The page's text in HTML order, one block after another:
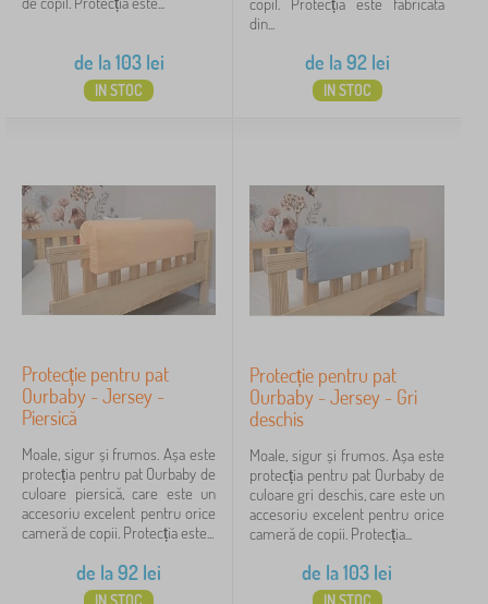
de la103lei
IN STOC
din...
de la92lei
IN STOC
Protecție pentru pat
Ourbaby - Jersey -
Piersică
Moale, sigur și frumos. Așa este
protecția pentru pat Ourbaby de
culoare piersică, care este un
accesoriu excelent pentru orice
cameră de copii. Protecția este...
de la92 lei
IN STOC
Protecție pentru pat
Ourbaby - Jersey - Gri
deschis
Moale, sigur și frumos. Așa este
protecția pentru pat Ourbaby de
culoare gri deschis, care este un
accesoriu excelent pentru orice
cameră de copii. Protecția...
de la103 lei
IN STOC